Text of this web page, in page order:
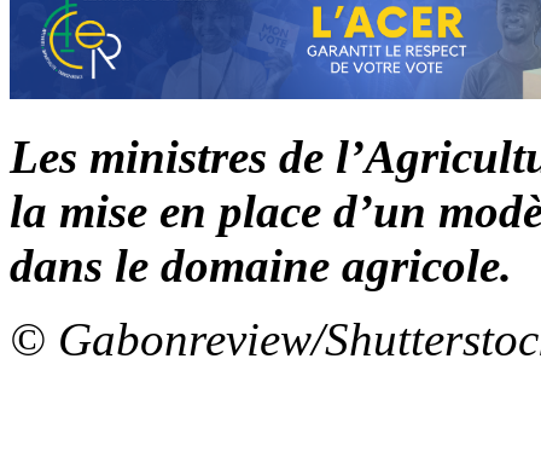
Les ministres de
la mise en place d’un
dans le domaine agricole.
© Gabonreview/